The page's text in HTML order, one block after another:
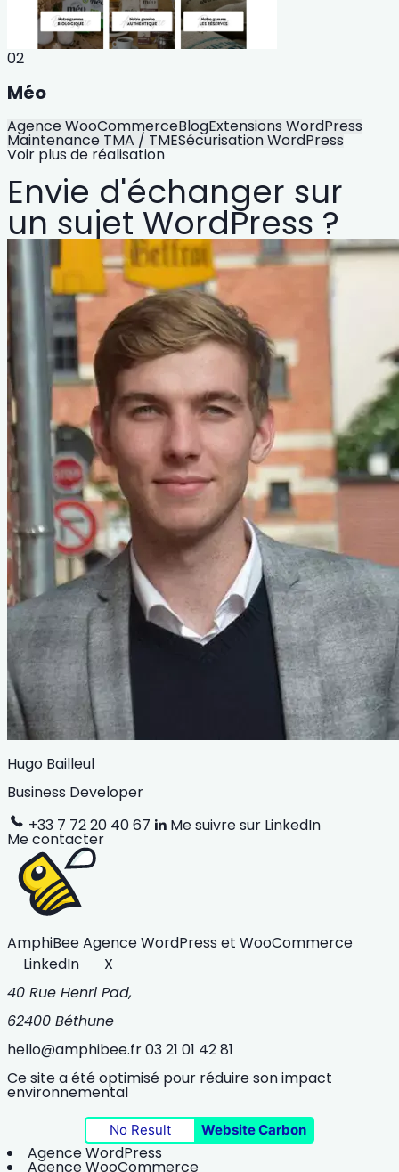
02
Méo
Agence WooCommerceBlogExtensions WordPress
Maintenance TMA / TMESécurisation WordPress
Voir plus de réalisation
Envie d'échanger sur
un sujet WordPress ?
Hugo Bailleul
Business Developer
+33 7 72 20 40 67
Me suivre sur LinkedIn
Me contacter
AmphiBeeAgence WordPress et WooCommerce
LinkedIn
X
40 Rue Henri Pad,
62400 Béthune
hello@amphibee.fr03 21 01 42 81
Ce site a été optimisé pour réduire son impact
environnemental
No Result Website Carbon
Agence WordPress
Agence WooCommerce